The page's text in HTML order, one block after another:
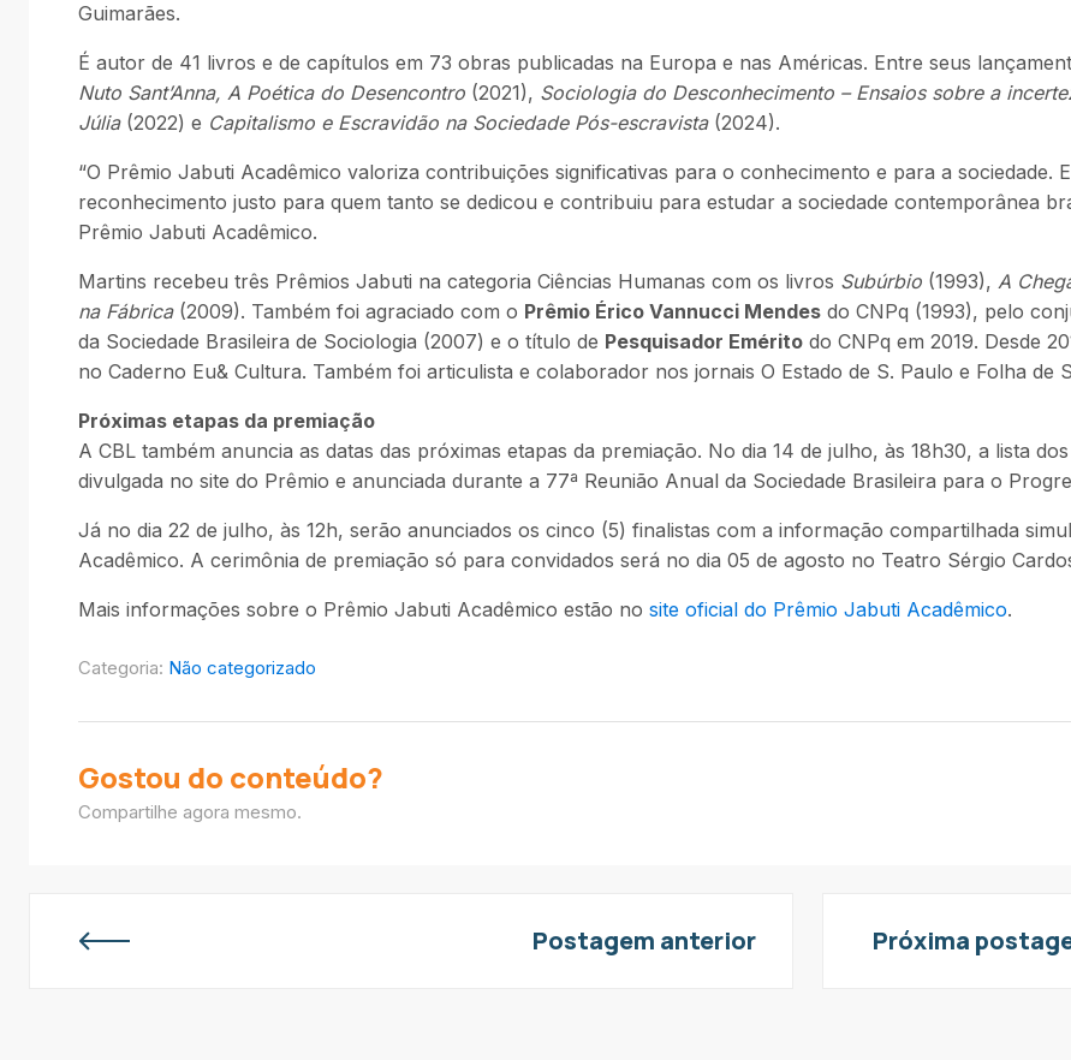
Guimarães.
É autor de 41 livros e de capítulos em 73 obras publicadas na Europa e nas Américas. Entre seus
Nuto Sant’Anna, A Poética do Desencontro (2021), Sociologia do Desconhecimento – Ensaios sobre a
Júlia(2022) e Capitalismo e Escravidão na Sociedade Pós-escravista(2024).
“O Prêmio Jabuti Acadêmico valoriza contribuições significativas para o conhecimento e para a sociedade.
reconhecimento justo para quem tanto se dedicou e contribuiu para estudar a sociedade contemporânea
Prêmio Jabuti Acadêmico.
Martins recebeu três Prêmios Jabuti na categoria Ciências Humanas com os livros Subúrbio (1993), A
na Fábrica(2009). Também foi agraciado com o Prêmio Érico Vannucci Mendes do CNPq (1993), pelo
da Sociedade Brasileira de Sociologia (2007) e o título de Pesquisador Emérito do CNPq em 2019. Desde
no Caderno Eu& Cultura. Também foi articulista e colaborador nos jornais O Estado de S. Paulo e Folha de
Próximas etapas da premiação
A CBL também anuncia as datas das próximas etapas da premiação. No dia 14 de julho, às 18h30, a lista
divulgada no site do Prêmio e anunciada durante a 77ª Reunião Anual da Sociedade Brasileira para o
Já no dia 22 de julho, às 12h, serão anunciados os cinco (5) finalistas com a informação compartilhada
Acadêmico. A cerimônia de premiação só para convidados será no dia 05 de agosto no Teatro Sérgio
Mais informações sobre o Prêmio Jabuti Acadêmico estão no site oficial do Prêmio Jabuti Acadêmico.
Categoria: Não categorizado
Gostou do conteúdo?
Compartilhe agora mesmo.
Postagem anterior Próxima